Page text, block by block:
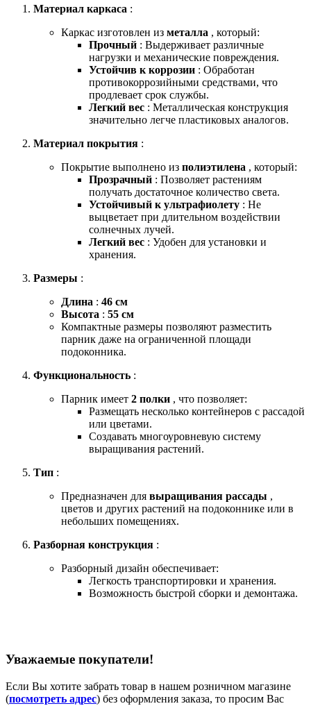
Материал каркаса :
Каркас изготовлен из металла , который:
Прочный : Выдерживает различные
нагрузки и механические повреждения.
Устойчив к коррозии : Обработан
противокоррозийными средствами, что
продлевает срок службы.
Легкий вес : Металлическая конструкция
значительно легче пластиковых аналогов.
Материал покрытия :
Покрытие выполнено из полиэтилена , который:
Прозрачный : Позволяет растениям
получать достаточное количество света.
Устойчивый к ультрафиолету : Не
выцветает при длительном воздействии
солнечных лучей.
Легкий вес : Удобен для установки и
хранения.
Размеры :
Длина : 46 см
Высота : 55 см
Компактные размеры позволяют разместить
парник даже на ограниченной площади
подоконника.
Функциональность :
Парник имеет 2 полки , что позволяет:
Размещать несколько контейнеров с рассадой
или цветами.
Создавать многоуровневую систему
выращивания растений.
Тип :
Предназначен для выращивания рассады ,
цветов и других растений на подоконнике или в
небольших помещениях.
Разборная конструкция :
Разборный дизайн обеспечивает:
Легкость транспортировки и хранения.
Возможность быстрой сборки и демонтажа.
Уважаемые покупатели!
Если Вы хотите забрать товар в нашем розничном магазине
(посмотреть адрес) без оформления заказа, то просим Вас